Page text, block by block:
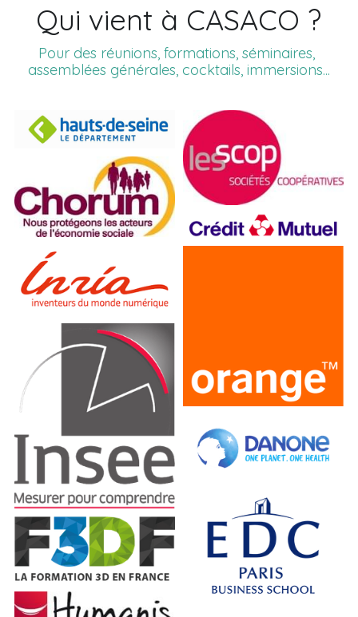
Qui vient à CASACO ?
Pour des réunions, formations, séminaires,
assemblées générales, cocktails, immersions...